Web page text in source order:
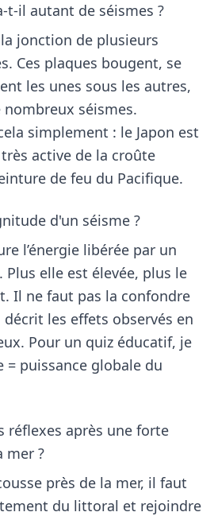
t-il autant de séismes ?
jonction de plusieurs
Ces plaques bougent, se
les unes sous les autres,
séismes.
simplement : le Japon est
active de la croûte
de feu du Pacifique.
d'un séisme ?
l’énergie libérée par un
Plus elle est élevée, plus le
Il ne faut pas la confondre
décrit les effets observés en
Pour un quiz éducatif, je
puissance globale du
réflexes après une forte
mer ?
près de la mer, il faut
du littoral et rejoindre